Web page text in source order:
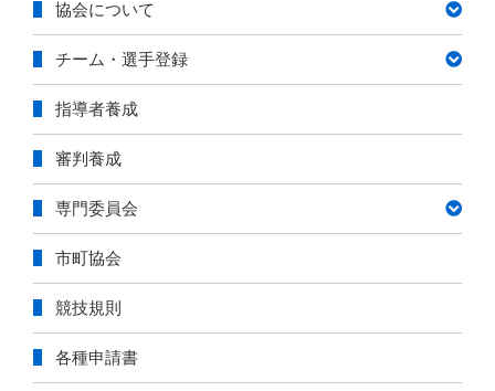
ー
協会について
チーム・選手登録
指導者養成
審判養成
専門委員会
市町協会
競技規則
各種申請書